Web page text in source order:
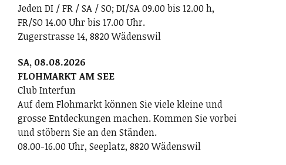
Jeden DI / FR / SA / SO; DI/SA 09.00 bis 12.00 h,
FR/SO 14.00 Uhr bis 17.00 Uhr.
Zugerstrasse 14, 8820 Wädenswil
SA, 08.08.2026
FLOHMARKT AM SEE
Club Interfun
Auf dem Flohmarkt können Sie viele kleine und
grosse Entdeckungen machen. Kommen Sie vorbei
und stöbern Sie an den Ständen.
08.00-16.00 Uhr, Seeplatz, 8820 Wädenswil